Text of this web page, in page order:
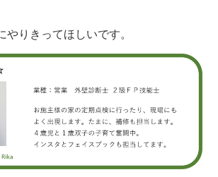
やりきってほしいです。